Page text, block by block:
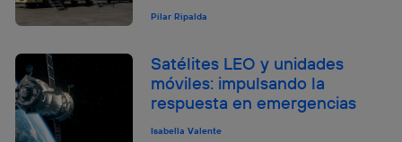
Pilar Ripalda
Satélites LEO y unidades
móviles: impulsando la
respuesta en emergencias
Isabella Valente